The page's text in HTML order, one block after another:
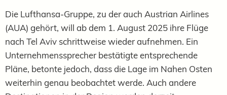
Die Lufthansa-Gruppe, zu der auch Austrian Airlines
(AUA) gehört, will ab dem 1. August 2025 ihre Flüge
nach Tel Aviv schrittweise wieder aufnehmen. Ein
Unternehmenssprecher bestätigte entsprechende
Pläne, betonte jedoch, dass die Lage im Nahen Osten
weiterhin genau beobachtet werde. Auch andere